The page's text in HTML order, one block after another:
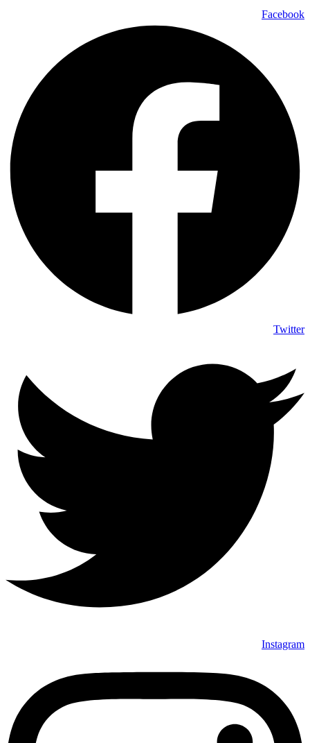
Facebook
Twitter
Instagram